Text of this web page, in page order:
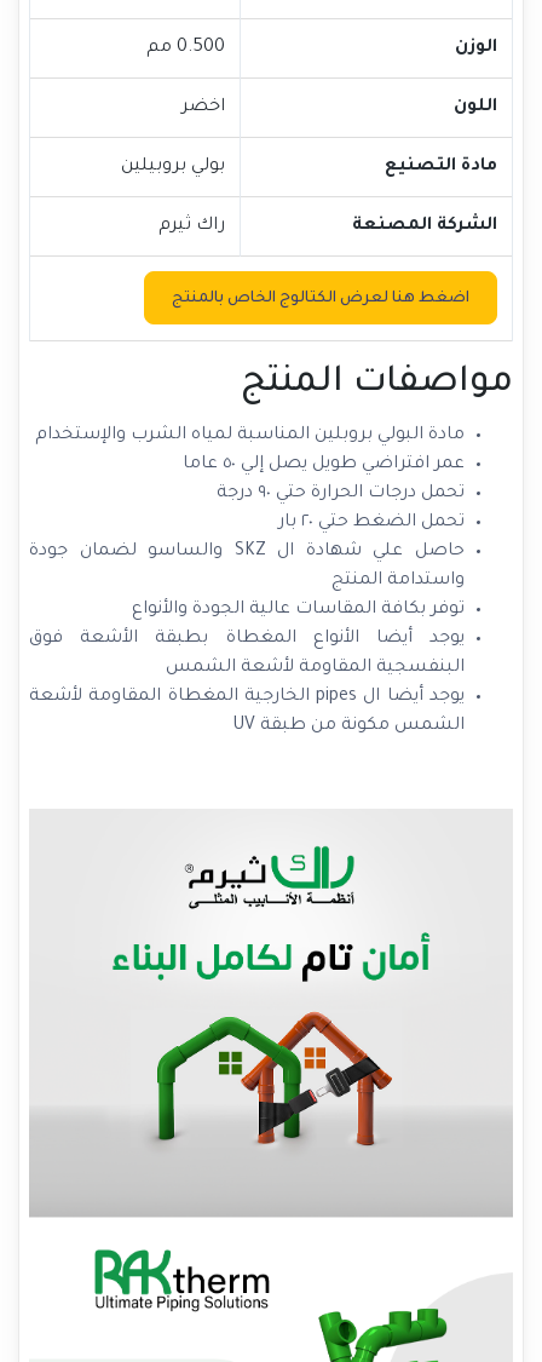
الوزن 0.500 مم
اللون اخضر
مادة التصنيع بولي بروبيلين
الشركة المصنعة راك ثيرم
اضغط هنا لعرض الكتالوج الخاص بالمنتج
مواصفات المنتج
مادة البولي بروبلين المناسبة لمياه الشرب والإستخدام
عمر افتراضي طويل يصل إلي ٥٠ عاما
تحمل درجات الحرارة حتي ٩٠ درجة
تحمل الضغط حتي ٢٠ بار
حاصل علي شهادة ال SKZ والساسو لضمان جودة
واستدامة المنتج
توفر بكافة المقاسات عالية الجودة والأنواع
يوجد أيضا الأنواع المغطاة بطبقة الأشعة فوق
البنفسجية المقاومة لأشعة الشمس
يوجد أيضا ال pipes الخارجية المغطاة المقاومة لأشعة
الشمس مكونة من طبقة UV